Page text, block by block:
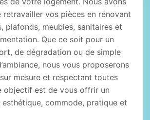
retravailler vos pièces en rénovant
plafonds, meubles, sanitaires et
Que ce soit pour un
de dégradation ou de simple
nous vous proposerons
mesure et respectant toutes
objectif est de vous offrir un
commode, pratique et